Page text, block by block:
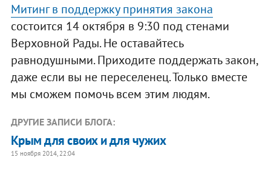
Митинг в поддержку принятия закона
состоится 14 октября в 9:30 под стенами
Верховной Рады. Не оставайтесь
равнодушными. Приходите поддержать закон,
даже если вы не переселенец. Только вместе
мы сможем помочь всем этим людям.
ДРУГИЕ ЗАПИСИ БЛОГА:
Крым для своих и для чужих
15 ноября 2014, 22:04